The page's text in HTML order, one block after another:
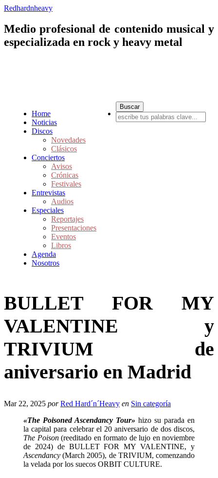
Redhardnheavy
Medio profesional de contenido musical y
especializada en rock y heavy metal
Home
Noticias
Discos
Novedades
Clásicos
Conciertos
Avisos
Crónicas
Festivales
Entrevistas
Audios
Especiales
Reportajes
Presentaciones
Eventos
Libros
Agenda
Nosotros
BULLET FOR MY
VALENTINE y
TRIVIUM de
aniversario en Madrid
Mar 22, 2025 por Red Hard´n´Heavy en Sin categoría
«The Poisoned Ascendancy Tour» hizo su parada en
la capital para celebrar el 20 aniversario de dos discos,
The Poison(reeditado en formato de lujo en noviembre
de 2024) de BULLET FOR MY VALENTINE, y
Ascendancy (March 2005), de TRIVIUM, comenzando
la velada por los suecos ORBIT CULTURE.